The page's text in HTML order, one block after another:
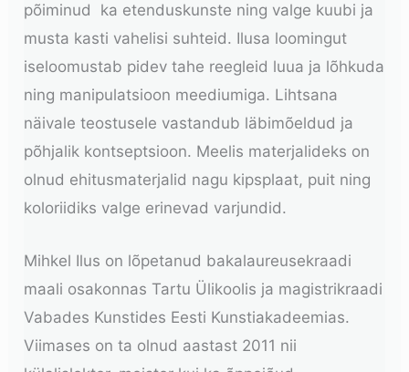
põiminud ka etenduskunste ning valge kuubi ja
musta kasti vahelisi suhteid. Ilusa loomingut
iseloomustab pidev tahe reegleid luua ja lõhkuda
ning manipulatsioon meediumiga. Lihtsana
näivale teostusele vastandub läbimõeldud ja
põhjalik kontseptsioon. Meelis materjalideks on
olnud ehitusmaterjalid nagu kipsplaat, puit ning
koloriidiks valge erinevad varjundid.
Mihkel Ilus on lõpetanud bakalaureusekraadi
maali osakonnas Tartu Ülikoolis ja magistrikraadi
Vabades Kunstides Eesti Kunstiakadeemias.
Viimases on ta olnud aastast 2011 nii